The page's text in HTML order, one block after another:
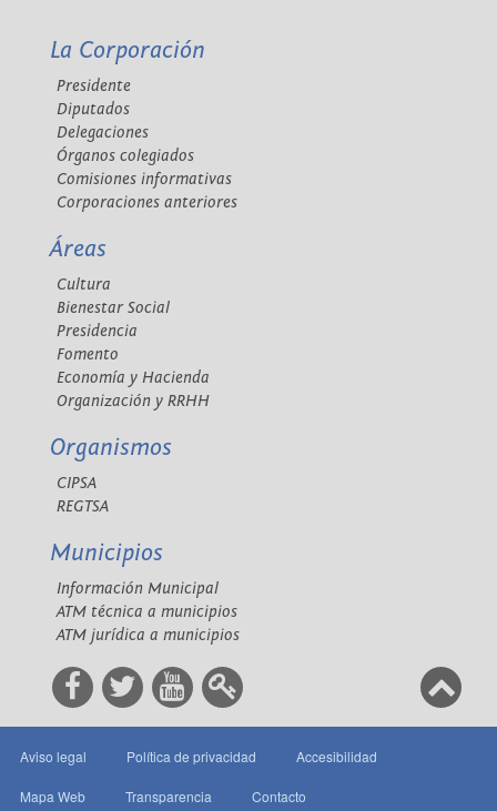
La Corporación
Presidente
Diputados
Delegaciones
Órganos colegiados
Comisiones informativas
Corporaciones anteriores
Áreas
Cultura
Bienestar Social
Presidencia
Fomento
Economía y Hacienda
Organización y RRHH
Organismos
CIPSA
REGTSA
Municipios
Información Municipal
ATM técnica a municipios
ATM jurídica a municipios
Aviso legal Política de privacidad Accesibilidad
Mapa Web Transparencia Contacto